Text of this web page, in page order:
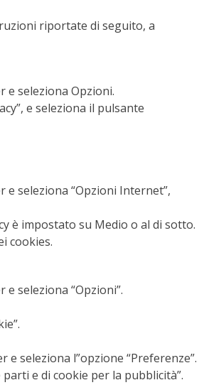
riportate di seguito, a
e seleziona Opzioni.
e seleziona il pulsante
e seleziona “Opzioni Internet”,
è impostato su Medio o al di sotto.
cookies.
seleziona “Opzioni”.
e seleziona l”opzione “Preferenze”.
parti e di cookie per la pubblicità”.